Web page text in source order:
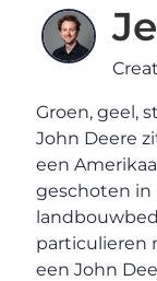
Groen, geel,
John Deere
een
geschoten in
particulieren
een John